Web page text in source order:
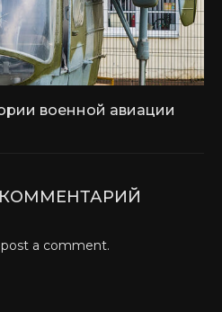
военной авиации
a comment.